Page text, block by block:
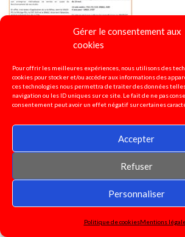
Gérer le consentement aux
cookies
Pour offrir les meilleures expériences, nous utilisons des
cookies pour stocker et/ou accéder aux informations des
ces technologies nous permettra de traiter des données
navigation ou les ID uniques sur ce site. Le fait de ne pas
consentement peut avoir un effet négatif sur certaines
Accepter
Refuser
Personnaliser
Politique de cookiesMentions
Page spéciale "abandon de la loi Rilhac et
d'application"2023